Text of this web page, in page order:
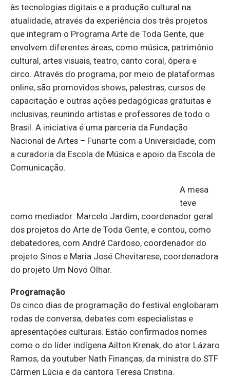
às tecnologias digitais e a produção cultural na
atualidade, através da experiência dos três projetos
que integram o Programa Arte de Toda Gente, que
envolvem diferentes áreas, como música, patrimônio
cultural, artes visuais, teatro, canto coral, ópera e
circo. Através do programa, por meio de plataformas
online, são promovidos shows, palestras, cursos de
capacitação e outras ações pedagógicas gratuitas e
inclusivas, reunindo artistas e professores de todo o
Brasil. A iniciativa é uma parceria da Fundação
Nacional de Artes – Funarte com a Universidade, com
a curadoria da Escola de Música e apoio da Escola de
Comunicação.
A mesa
teve
como mediador: Marcelo Jardim, coordenador geral
dos projetos do Arte de Toda Gente, e contou, como
debatedores, com André Cardoso, coordenador do
projeto Sinos e Maria José Chevitarese, coordenadora
do projeto Um Novo Olhar.
Programação
Os cinco dias de programação do festival englobaram
rodas de conversa, debates com especialistas e
apresentações culturais. Estão confirmados nomes
como o do líder indígena Ailton Krenak, do ator Lázaro
Ramos, da youtuber Nath Finanças, da ministra do STF
Cármen Lúcia e da cantora Teresa Cristina.